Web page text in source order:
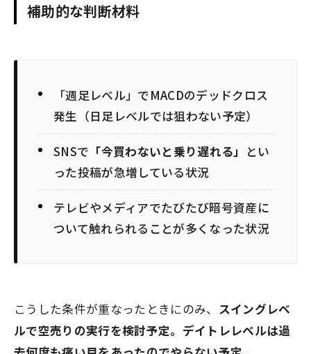
補助的な判断材料
「週足レベル」でMACDのデッドクロス
発生（日足レベルでは狙わない予定）
SNSで 「今買わないと乗り遅れる」
とい
った投稿が急増している状況
テレビやメディアでたびたび暗号資産に
ついて触れられることが多くなった状況
こうした条件が重なったときにのみ、 スイングレベ
ルで空売りの実行を検討予定。デイトレレベルは過